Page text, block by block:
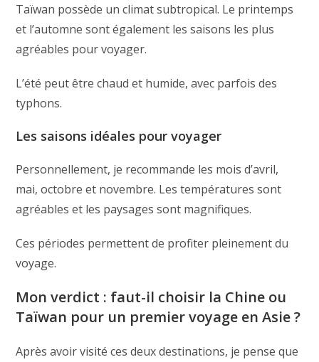
Taïwan possède un climat subtropical. Le printemps
et l’automne sont également les saisons les plus
agréables pour voyager.
L’été peut être chaud et humide, avec parfois des
typhons.
Les saisons idéales pour voyager
Personnellement, je recommande les mois d’avril,
mai, octobre et novembre. Les températures sont
agréables et les paysages sont magnifiques.
Ces périodes permettent de profiter pleinement du
voyage.
Mon verdict : faut-il choisir la Chine ou
Taïwan pour un premier voyage en Asie ?
Après avoir visité ces deux destinations, je pense que